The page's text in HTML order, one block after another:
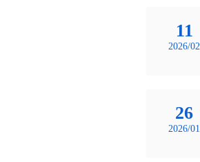
11
2026/02
26
2026/01